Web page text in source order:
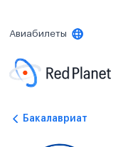
Авиабилеты
Бакалавриат